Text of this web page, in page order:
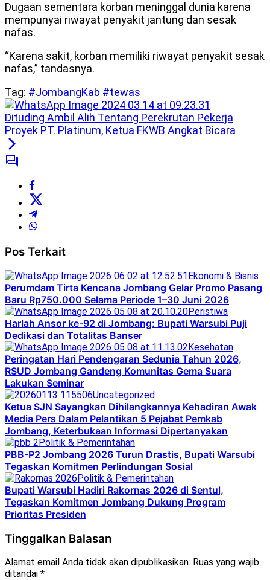
Dugaan sementara korban meninggal dunia karena
mempunyai riwayat penyakit jantung dan sesak
nafas.
“Karena sakit, korban memiliki riwayat penyakit sesak
nafas,” tandasnya.
Tag: #JombangKab #tewas
Dituding Ambil Alih Tentang Perekrutan Pekerja
Proyek PT. Platinum, Ketua FKWB Angkat Bicara
Pos Terkait
Ekonomi & Bisnis
Perumdam Tirta Kencana Jombang Gelar Promo Pasang
Baru Rp750.000 Selama Periode 1–30 Juni 2026
Peristiwa
Harlah Ansor ke-92 di Jombang: Bupati Warsubi Puji
Dedikasi dan Totalitas Banser
Kesehatan
Peringatan Hari Pendengaran Sedunia Tahun 2026,
RSUD Jombang Gandeng Komunitas Gema Suara
Lakukan Seminar
Uncategorized
Ketua SJN Sayangkan Dihilangkannya Kehadiran Awak
Media Pers Dalam Pelantikan 5 Pejabat Pemkab
Jombang, Keterbukaan Informasi Dipertanyakan
Politik & Pemerintahan
PBB-P2 Jombang 2026 Turun Drastis, Bupati Warsubi
Tegaskan Komitmen Perlindungan Sosial
Politik & Pemerintahan
Bupati Warsubi Hadiri Rakornas 2026 di Sentul,
Tegaskan Komitmen Jombang Dukung Program
Prioritas Presiden
Tinggalkan Balasan
Alamat email Anda tidak akan dipublikasikan. Ruas yang wajib
ditandai *